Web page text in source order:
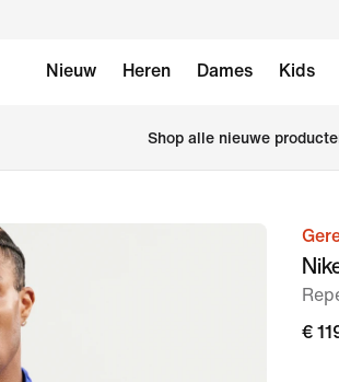
Nieuw Heren Dames Kids
Shop alle nieuwe
€